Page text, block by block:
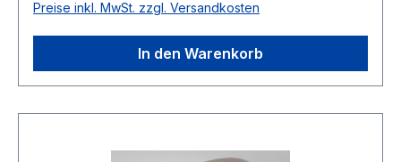
Preise inkl. MwSt. zzgl. Versandkosten
In den Warenkorb